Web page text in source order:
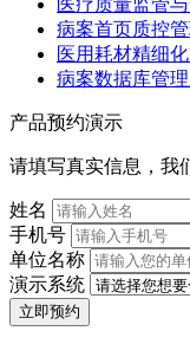
病案首页质控
医用耗材精细
病案数据库管
产品预约演示
请填写真实信息，我
姓名
手机号
单位名称
演示系统
立即预约